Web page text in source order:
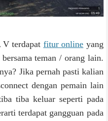
terdapat fitur online yang
teman / orang lain.
Jika pernah pasti kalian
dengan pemain lain
tiba keluar seperti pada
terdapat gangguan pada